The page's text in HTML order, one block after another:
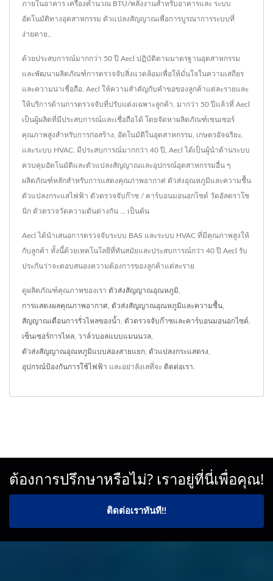
ภายในอาคาร เครื่องคำนวณ BTU/พลังงานสำหรับอาคารและ ระบบ
อัตโนมัติทางอุตสาหกรรม ตัวแปลงสัญญาณเพื่อการบูรณาการระบบที่
ง่ายดาย..
ด้วยประสบการณ์มากกว่า 50 ปี Aecl ปฏิบัติตามมาตรฐานอุตสาหกรรม
และพัฒนาผลิตภัณฑ์การตรวจจับสิ่งแวดล้อมเพื่อให้มั่นใจในความเสถียร
และความน่าเชื่อถือ. Aecl ให้ความสำคัญกับคำขอของลูกค้าแต่ละรายและ
ให้บริการด้านการตรวจจับที่ปรับแต่งเฉพาะลูกค้า. มากว่า 50 ปีแล้วที่ Aecl
เป็นผู้ผลิตที่มีประสบการณ์และเชื่อถือได้ โดยจัดหาผลิตภัณฑ์เซนเซอร์
คุณภาพสูงสำหรับการก่อสร้าง, อัตโนมัติในอุตสาหกรรม, เกษตรอัจฉริยะ,
และระบบ HVAC. มีประสบการณ์มากกว่า 40 ปี, Aecl ได้เป็นผู้นำด้านระบบ
ควบคุมอัตโนมัติและตัวแปลงสัญญาณและอุปกรณ์อุตสาหกรรมอื่น ๆ
ผลิตภัณฑ์หลักสำหรับการแสดงคุณภาพอากาศ ตัวส่งอุณหภูมิและความชื้น
ตัวแปลงกระแสไฟฟ้า ตัวตรวจจับก๊าซ / คาร์บอนมอนอกไซด์ วัดอัลตราโซ
นิก ตัวตรวจวัดความดันต่างกัน ... เป็นต้น
Aecl ได้นำเสนอการตรวจจับระบบ BAS และระบบ HVAC ที่มีคุณภาพสูงให้
กับลูกค้า ทั้งนี้ด้วยเทคโนโลยีที่ทันสมัยและประสบการณ์กว่า 40 ปี Aecl รับ
ประกันว่าจะตอบสนองความต้องการของลูกค้าแต่ละราย
ดูผลิตภัณฑ์คุณภาพของเรา ตัวส่งสัญญาณอุณหภูมิ
การแสดงผลคุณภาพอากาศ ตัวส่งสัญญาณอุณหภูมิและความชื้น
สัญญาณเตือนการรั่วไหลของน้ำ ตัวตรวจจับก๊าซและคาร์บอนมอนอกไซด์
เซ็นเซอร์การไหล วาล์วบอลแบบแมนนวล
ตัวส่งสัญญาณอุณหภูมิแบบสองสายแยก ตัวแปลงกระแสตรง
อุปกรณ์ป้องกันการใช้ไฟฟ้า และอย่าลังเลที่จะ ติดต่อเรา
ต้องการปรึกษาหรือไม่? เราอยู่ที่นี่เพื่อคุณ!
ติดต่อเราทันที!!